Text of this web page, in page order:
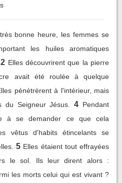
bonne heure, les femmes se
les huiles aromatiques
2 Elles découvrirent que la pierre
avait été roulée à quelque
pénétrèrent à l'intérieur, mais
Seigneur Jésus.
4 Pendant
à se demander ce que cela
vêtus d'habits étincelants se
5 Elles étaient tout effrayées
le sol. Ils leur dirent alors :
les morts celui qui est vivant ?